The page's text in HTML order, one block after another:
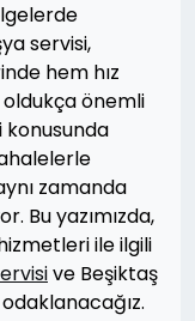
servisi,
hem hız
önemli
konusunda
zamanda
Bu yazımızda,
ile ilgili
ve Beşiktaş